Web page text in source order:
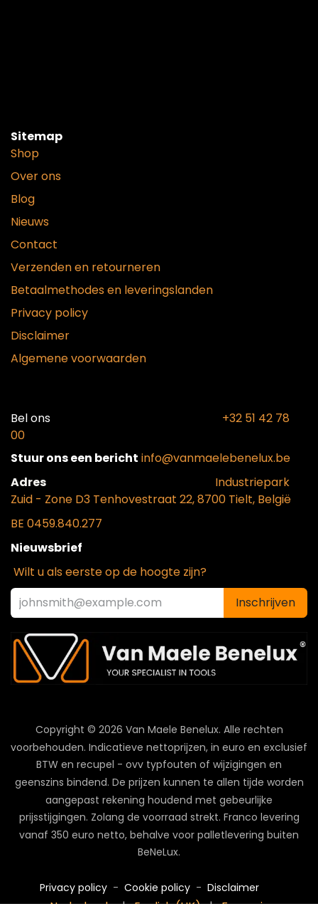
Sitemap
Shop
Over ons
Blog
Nieuws
Contact
Verzenden en retourneren
Betaalmethodes en leveringslanden
Privacy policy
Disclaimer
Algemene voorwaarden
Bel ons​
+32 51 42 78
00
Stuur ons een bericht info@vanmaelebenelux.be
Adr​es
​Industriepark
Zuid - Zone D3 Tenhovestraat 22, 8700 Tielt, België
BE 0459.840.277
Nieuwsbrief
Wilt u als eerste op de hoogte zijn?
Inschrijven
Copyright © 2026 Van Maele Benelux. Alle rechten
voorbehouden. Indicatieve nettoprijzen, in euro en exclusief
BTW en recupel - ovv typfouten of wijzigingen en
geenszins bindend. De prijzen kunnen te allen tijde worden
aangepast rekening houdend met gebeurlijke
prijsstijgingen. Zolang de voorraad strekt. Franco levering
vanaf 350 euro netto, behalve voor palletlevering buiten
BeNeLux.
Privacy policy- Cookie policy- Disclaimer
Nederlands | English (UK) | Français